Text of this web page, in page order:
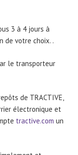
3 à 4 jours à
de votre choix. .
le transporteur
de TRACTIVE,
électronique et
tractive.com un